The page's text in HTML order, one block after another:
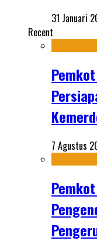
31 Januari
Recent
7 Agustus